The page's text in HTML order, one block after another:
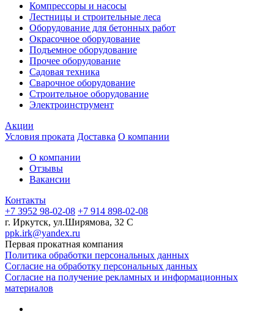
Компрессоры и насосы
Лестницы и строительные леса
Оборудование для бетонных работ
Окрасочное оборудование
Подъемное оборудование
Прочее оборудование
Садовая техника
Сварочное оборудование
Строительное оборудование
Электроинструмент
Акции
Условия проката Доставка О компании
О компании
Отзывы
Вакансии
Контакты
+7 3952 98-02-08 +7 914 898-02-08
г. Иркутск, ул.Ширямова, 32 С
ppk.irk@yandex.ru
Первая прокатная компания
Политика обработки персональных данных
Согласие на обработку персональных данных
Согласие на получение рекламных и информационных
материалов